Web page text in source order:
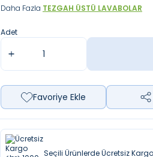
Daha Fazla TEZGAH ÜSTÜ LAVABOLAR
Adet
Favoriye Ekle
Seçili Ürünlerde Ücretsiz Kargo